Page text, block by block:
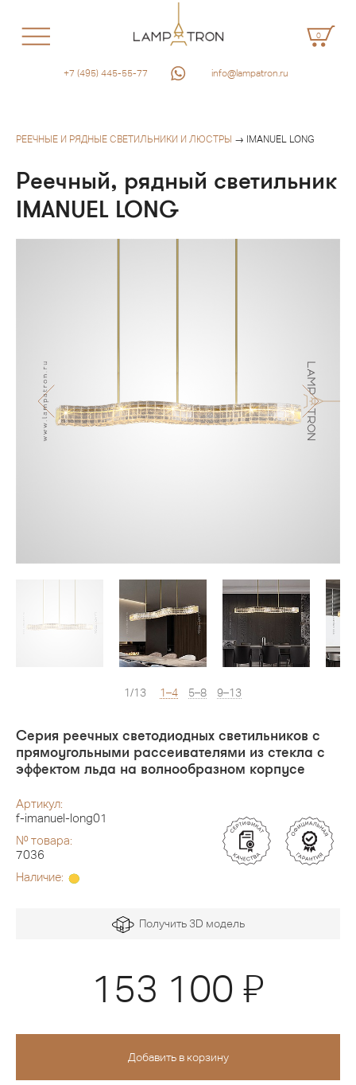
0
+7 (495) 445-55-77 info@lampatron.ru
РЕЕЧНЫЕ И РЯДНЫЕ СВЕТИЛЬНИКИ И ЛЮСТРЫ → IMANUEL LONG
Реечный, рядный светильник
IMANUEL LONG
1/13 1–4 5–8 9–13
Серия реечных светодиодных светильников с
прямоугольными рассеивателями из стекла с
эффектом льда на волнообразном корпусе
Артикул:
f-imanuel-long01
№ товара:
7036
Наличие:
Получить 3D модель
153 100 Я